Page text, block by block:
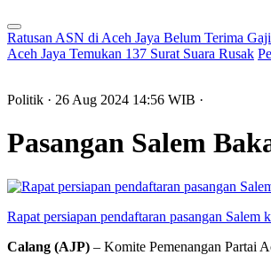
Ratusan ASN di Aceh Jaya Belum Terima Gaji
Aceh Jaya Temukan 137 Surat Suara Rusak
Politik · 26 Aug 2024 14:56 WIB ·
Pasangan Salem
Rapat persiapan pendaftaran pasangan
Calang (AJP) – Komite Pemenangan Partai